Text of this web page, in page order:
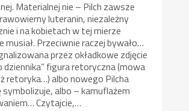
Materialnej nie – Pilch zawsze
luteranin, niezależny
i na kobietach w tej mierze
musiał. Przeciwnie raczej bywało…
przez okładkowe zdjęcie
dziennika” figura retoryczna (mowa
retoryka…) albo nowego Pilcha
symbolizuje, albo – kamuflażem
Czytajcie,…